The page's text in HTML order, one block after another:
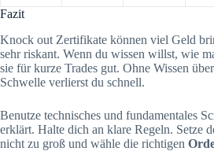
Fazit
Knock out Zertifikate können viel Geld
sehr riskant. Wenn du wissen willst, wie
sie für kurze Trades gut. Ohne Wissen
Schwelle verlierst du schnell.
Benutze technisches und fundamentales
erklärt. Halte dich an klare Regeln. Setze
nicht zu groß und wähle die richtigen